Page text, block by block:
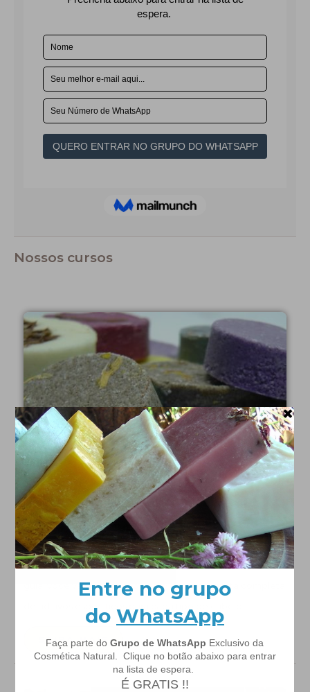
Nossos cursos
Curso Shampoo Sólido
Um Guia Completo para elaborar seus Shampoos Sólidos
de uma Maneira totalmente natural, fácil e rápida. Neste
guia, você vai encontrar o Passo a passo e a lista completa
de aditivos específicos para cada tipo de cabelo.
SAIBA MAIS